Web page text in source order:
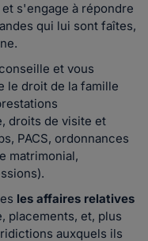
s'engage à répondre
qui lui sont faîtes,
et vous
le droit de la famille
droits de visite et
PACS, ordonnances
matrimonial,
les affaires relatives
placements, et, plus
auxquels ils